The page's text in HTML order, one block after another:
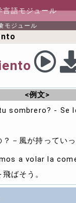
言語モジュール
モジュール
<例文>
sombrero? - Se
－風が持ってい
a volar la
ばそう。